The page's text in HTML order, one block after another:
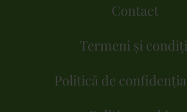
Contact
Termeni și
Politică de